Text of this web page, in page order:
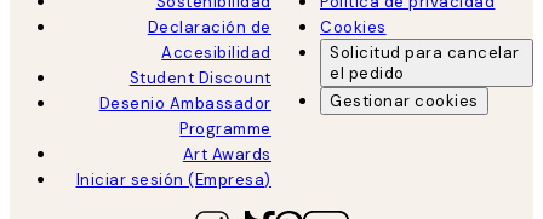
Declaración de
Accesibilidad
Student Discount
Desenio Ambassador
Programme
Art Awards
Iniciar sesión (Empresa)
Cookies
Solicitud para cancelar
el pedido
Gestionar cookies